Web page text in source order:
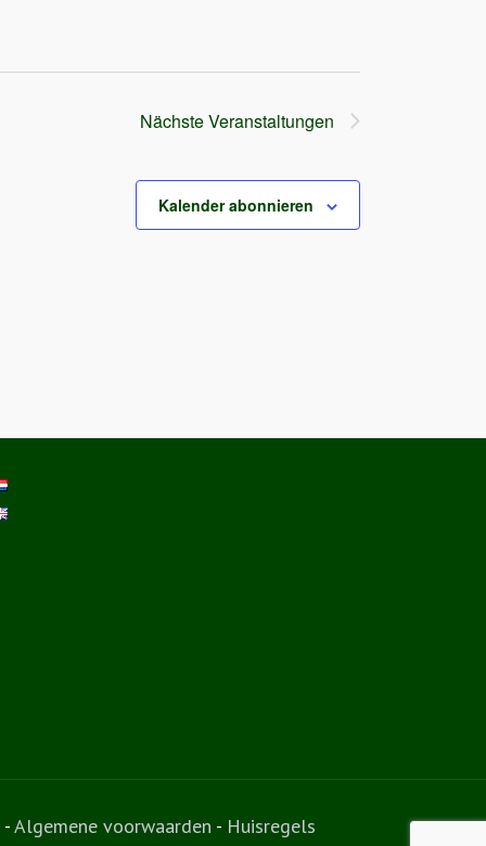
NächsteVeranstaltungen
Kalender abonnieren
-Algemene voorwaarden - Huisregels